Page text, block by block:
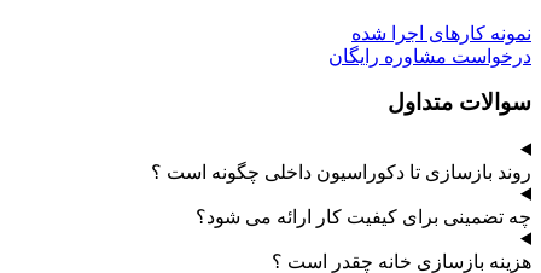
نمونه کارهای اجرا شده
درخواست مشاوره رایگان
سوالات متداول
روند بازسازی تا دکوراسیون داخلی چگونه است ؟
چه تضمینی برای کیفیت کار ارائه می شود؟
هزینه بازسازی خانه چقدر است ؟